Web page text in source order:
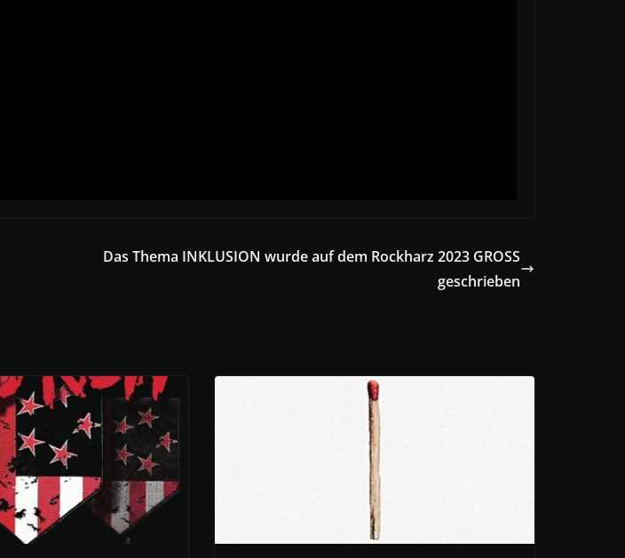
Das Thema INKLUSION wurde auf dem Rockharz 2023 GROSS
geschrieben